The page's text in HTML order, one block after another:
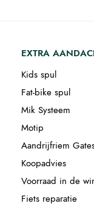
EXTRA
Kids spul
Fat-bike spul
Mik Systeem
Motip
Aandrijfriem
Koopadvies
Voorraad in de
Fiets reparatie